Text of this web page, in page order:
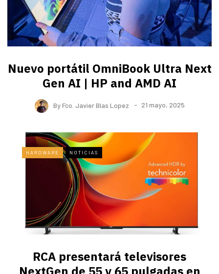
Nuevo portátil OmniBook Ultra ​Next
Gen AI | HP and AMD AI
ByFco. Javier Blas Lopez 21 mayo, 2025
HARDWARE NOTICIAS
RCA presentará televisores